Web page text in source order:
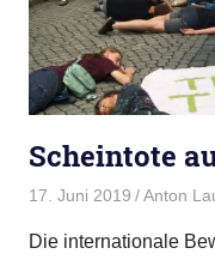
Scheintote
17. Juni 2019 Anton
Die internationale